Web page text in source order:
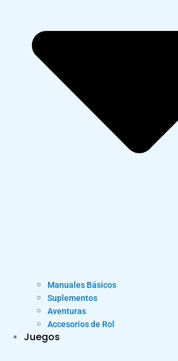
Manuales Básicos
Suplementos
Aventuras
Accesorios de Rol
Juegos